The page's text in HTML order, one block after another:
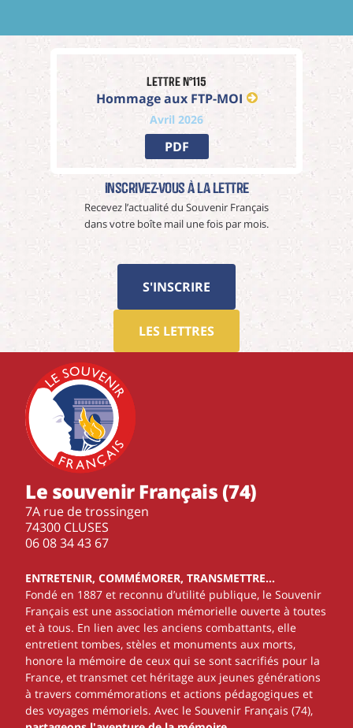
Lettre n°115
Hommage aux FTP-MOI
Avril 2026
PDF
Inscrivez-vous à La Lettre
Recevez l’actualité du Souvenir Français
dans votre boîte mail une fois par mois.
S'INSCRIRE
LES LETTRES
Le souvenir Français (74)
7A rue de trossingen
74300 CLUSES
‭06 08 34 43 67‬
ENTRETENIR, COMMÉMORER, TRANSMETTRE…
Fondé en 1887 et reconnu d’utilité publique, le Souvenir
Français est une association mémorielle ouverte à toutes
et à tous. En lien avec les anciens combattants, elle
entretient tombes, stèles et monuments aux morts,
honore la mémoire de ceux qui se sont sacrifiés pour la
France, et transmet cet héritage aux jeunes générations
à travers commémorations et actions pédagogiques et
des voyages mémoriels. Avec le Souvenir Français (74),